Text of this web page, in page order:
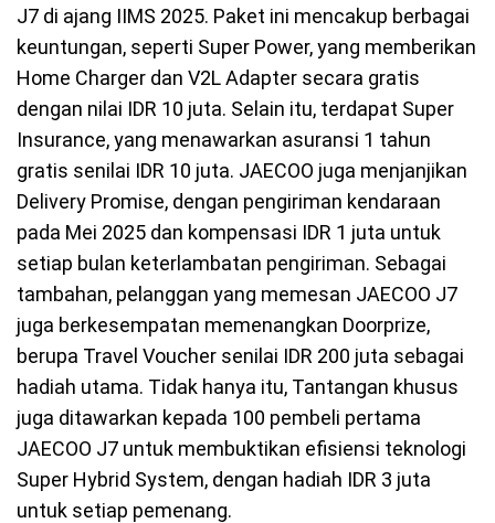
J7 di ajang IIMS 2025. Paket ini mencakup berbagai
keuntungan, seperti Super Power, yang memberikan
Home Charger dan V2L Adapter secara gratis
dengan nilai IDR 10 juta. Selain itu, terdapat Super
Insurance, yang menawarkan asuransi 1 tahun
gratis senilai IDR 10 juta. JAECOO juga menjanjikan
Delivery Promise, dengan pengiriman kendaraan
pada Mei 2025 dan kompensasi IDR 1 juta untuk
setiap bulan keterlambatan pengiriman. Sebagai
tambahan, pelanggan yang memesan JAECOO J7
juga berkesempatan memenangkan Doorprize,
berupa Travel Voucher senilai IDR 200 juta sebagai
hadiah utama. Tidak hanya itu, Tantangan khusus
juga ditawarkan kepada 100 pembeli pertama
JAECOO J7 untuk membuktikan efisiensi teknologi
Super Hybrid System, dengan hadiah IDR 3 juta
untuk setiap pemenang.